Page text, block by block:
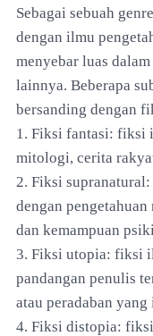
Sebagai sebuah
dengan ilmu
menyebar luas
lainnya. Beberapa
bersanding dengan
1. Fiksi fantasi: fiksi
mitologi, cerita
2. Fiksi
dengan
dan kemampuan
3. Fiksi utopia: fiksi
pandangan penulis
atau peradaban
4. Fiksi distopia: